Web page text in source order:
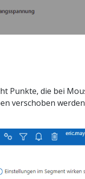
Punkte, die bei
verschoben